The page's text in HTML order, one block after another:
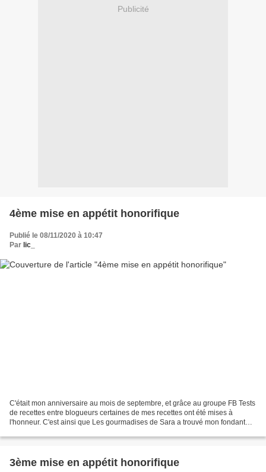
Publicité
4ème mise en appétit honorifique
Publié le 08/11/2020 à 10:47
Par lic_
C'était mon anniversaire au mois de septembre, et grâce au groupe FB Tests
de recettes entre blogueurs certaines de mes recettes ont été mises à
l'honneur. C'est ainsi que Les gourmadises de Sara a trouvé mon fondant
3ème mise en appétit honorifique